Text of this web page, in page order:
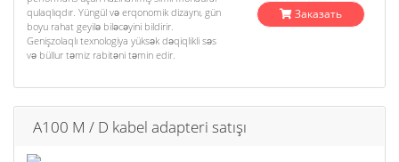
qulaqlıqdır. Yüngül və erqonomik dizaynı, gün
boyu rahat geyilə biləcəyini bildirir.
Genişzolaqlı texnologiya yüksək dəqiqlikli səs
və büllur təmiz rabitəni təmin edir.
Заказать
A100 M / D kabel adapteri satışı